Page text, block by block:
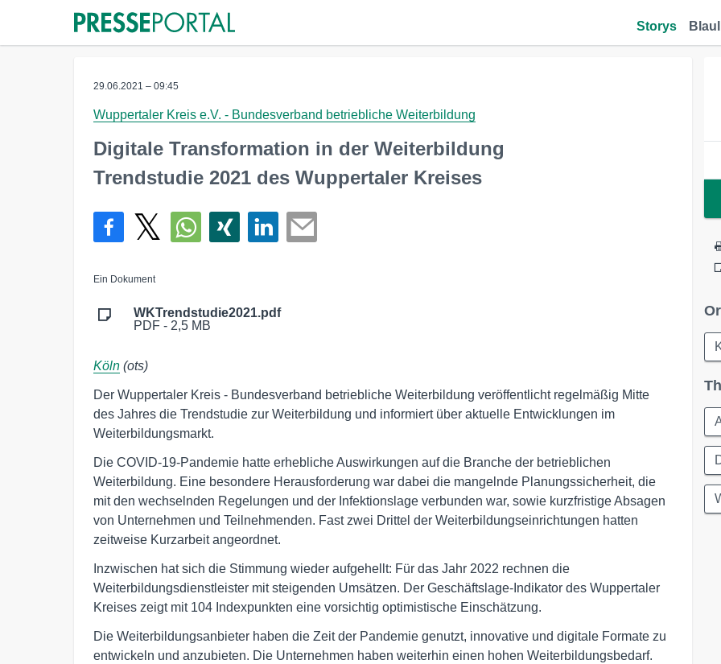
Storys
29.06.2021 – 09:45
Wuppertaler Kreis e.V. - Bundesverband betriebliche Weiterbildung
Digitale Transformation in der Weiterbildung
Trendstudie 2021 des Wuppertaler Kreises
Ein Dokument
WKTrendstudie2021.pdf
PDF - 2,5 MB
Köln (ots)
Der Wuppertaler Kreis - Bundesverband betriebliche Weiterbildung veröffentlicht regelmäßig Mitte
des Jahres die Trendstudie zur Weiterbildung und informiert über aktuelle Entwicklungen im
Weiterbildungsmarkt.
Die COVID-19-Pandemie hatte erhebliche Auswirkungen auf die Branche der betrieblichen
Weiterbildung. Eine besondere Herausforderung war dabei die mangelnde Planungssicherheit, die
mit den wechselnden Regelungen und der Infektionslage verbunden war, sowie kurzfristige Absagen
von Unternehmen und Teilnehmenden. Fast zwei Drittel der Weiterbildungseinrichtungen hatten
zeitweise Kurzarbeit angeordnet.
Inzwischen hat sich die Stimmung wieder aufgehellt: Für das Jahr 2022 rechnen die
Weiterbildungsdienstleister mit steigenden Umsätzen. Der Geschäftslage-Indikator des Wuppertaler
Kreises zeigt mit 104 Indexpunkten eine vorsichtig optimistische Einschätzung.
Die Weiterbildungsanbieter haben die Zeit der Pandemie genutzt, innovative und digitale Formate zu
entwickeln und anzubieten. Die Unternehmen haben weiterhin einen hohen Weiterbildungsbedarf.